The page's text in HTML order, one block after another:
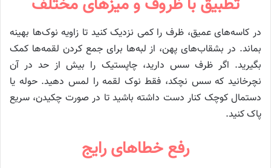
در کاسه‌های عمیق، ظرف را کمی نزدیک کنید تا زاویه نوک‌ها بهینه
بماند. در بشقاب‌های پهن، از لبه‌ها برای جمع کردن لقمه‌ها کمک
بگیرید. اگر ظرف سس دارید، چاپستیک را بیش از حد در آن
نچرخانید که سس نچکد، فقط نوک لقمه را لمس دهید. حوله یا
دستمال کوچک کنار دست داشته باشید تا در صورت چکیدن، سریع
پاک کنید.
رفع خطاهای رایج